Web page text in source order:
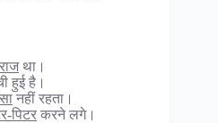
राजथा।
हुई है।
नहीं रहता।
पिटर करने लगे।